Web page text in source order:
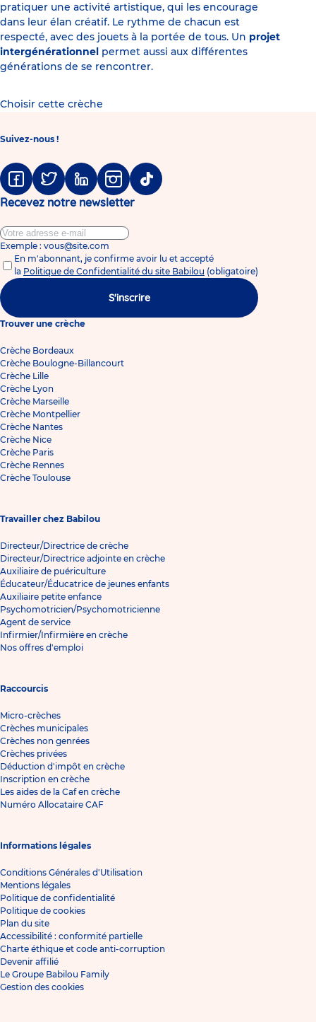
pratiquer une activité artistique, qui les encourage
dans leur élan créatif. Le rythme de chacun est
respecté, avec des jouets à la portée de tous. Un projet
intergénérationnel permet aussi aux différentes
générations de se rencontrer.
Choisir cette crèche
Suivez-nous !
FacebookTwitter LinkedinInstagramTiktok
Recevez notre newsletter
Exemple : vous@site.com
En m'abonnant, je confirme avoir lu et accepté
la Politique de Confidentialité du site Babilou (obligatoire)
S'inscrire
Trouver une crèche
Crèche Bordeaux
Crèche Boulogne-Billancourt
Crèche Lille
Crèche Lyon
Crèche Marseille
Crèche Montpellier
Crèche Nantes
Crèche Nice
Crèche Paris
Crèche Rennes
Crèche Toulouse
Travailler chez Babilou
Directeur/Directrice de crèche
Directeur/Directrice adjointe en crèche
Auxiliaire de puériculture
Éducateur/Éducatrice de jeunes enfants
Auxiliaire petite enfance
Psychomotricien/Psychomotricienne
Agent de service
Infirmier/Infirmière en crèche
Nos offres d'emploi
Raccourcis
Micro-crèches
Crèches municipales
Crèches non genrées
Crèches privées
Déduction d'impôt en crèche
Inscription en crèche
Les aides de la Caf en crèche
Numéro Allocataire CAF
Informations légales
Conditions Générales d'Utilisation
Mentions légales
Politique de confidentialité
Politique de cookies
Plan du site
Accessibilité : conformité partielle
Charte éthique et code anti-corruption
Devenir affilié
Le Groupe Babilou Family
Gestion des cookies